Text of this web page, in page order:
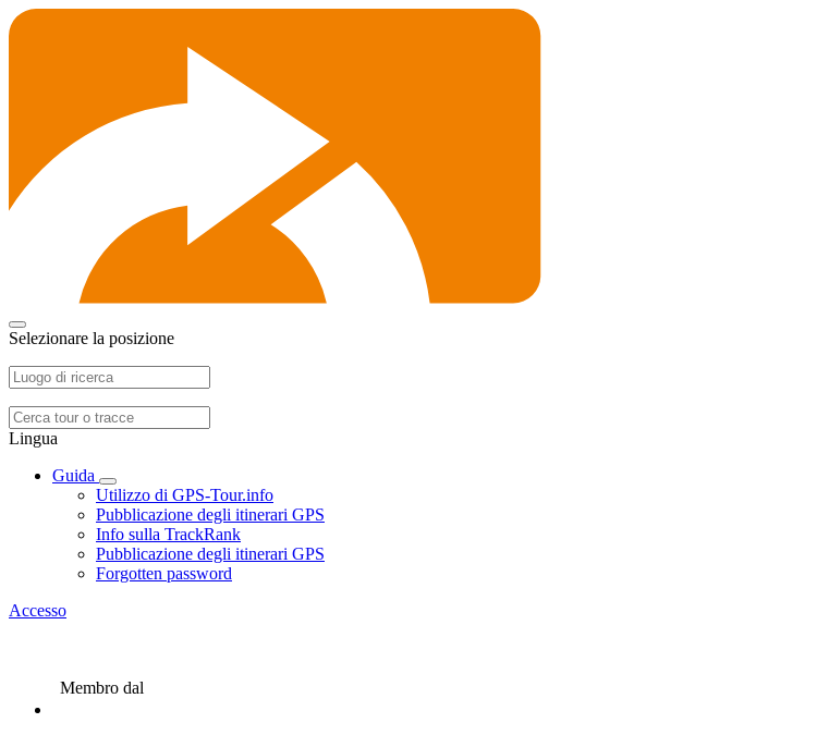
Selezionare la posizione
Lingua
Guida
Utilizzo di GPS-Tour.info
Pubblicazione degli itinerari GPS
Info sulla TrackRank
Pubblicazione degli itinerari GPS
Forgotten password
Accesso
Membro dal